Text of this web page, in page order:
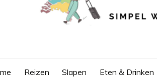
Reizen Slapen Eten & Drinken